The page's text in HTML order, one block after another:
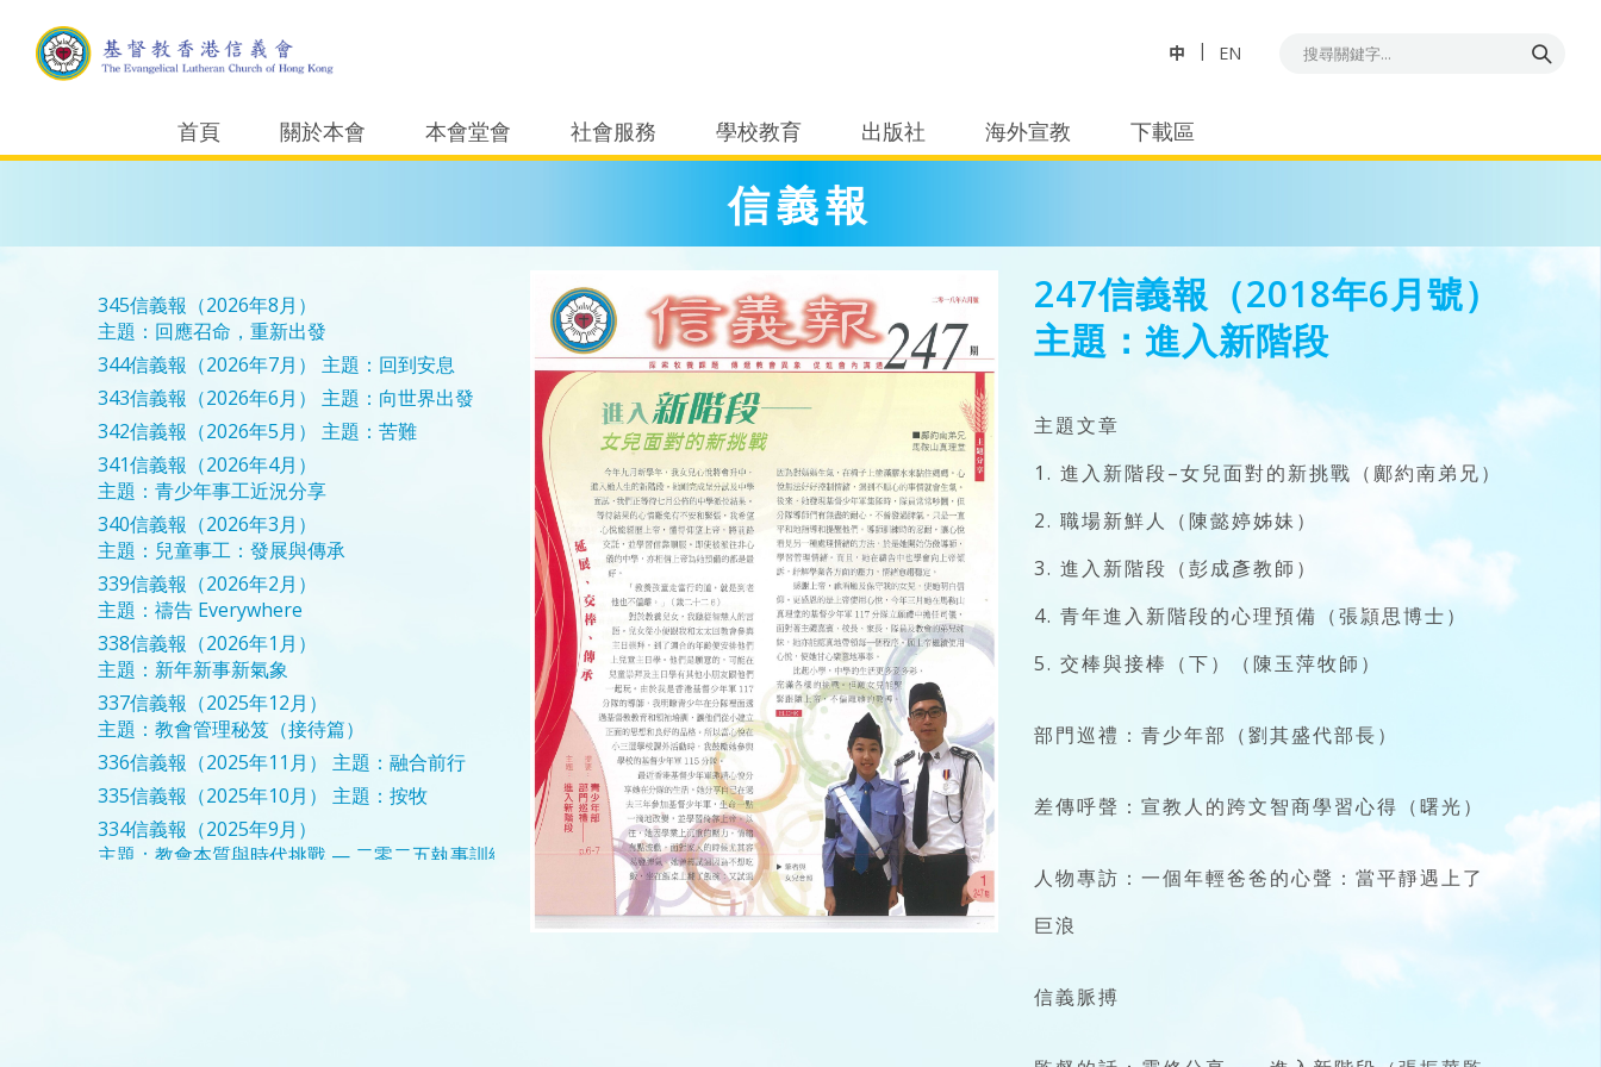
中 EN
首頁 關於本會 本會堂會 社會服務 學校教育 出版社 海外宣教 下載區
信義報
247信義報（2018年6月號）
主題：進入新階段
主題文章
1. 進入新階段–女兒面對的新挑戰（鄺約南弟兄）
2. 職場新鮮人（陳懿婷姊妹）
3. 進入新階段（彭成彥教師）
4. 青年進入新階段的心理預備（張頴思博士）
5. 交棒與接棒（下）（陳玉萍牧師）
部門巡禮：青少年部（劉其盛代部長）
差傳呼聲：宣教人的跨文智商學習心得（曙光）
人物專訪：一個年輕爸爸的心聲：當平靜遇上了
巨浪
信義脈搏
345信義報（2026年8月）
主題：回應召命，重新出發
344信義報（2026年7月）
主題：回到安息
343信義報（2026年6月）
主題：向世界出發
342信義報（2026年5月）
主題：苦難
341信義報（2026年4月）
主題：青少年事工近況分享
340信義報（2026年3月）
主題：兒童事工：發展與傳承
339信義報（2026年2月）
主題：禱告 Everywhere
338信義報（2026年1月）
主題：新年新事新氣象
337信義報（2025年12月）
主題：教會管理秘笈（接待篇）
336信義報（2025年11月）
主題：融合前行
335信義報（2025年10月）
主題：按牧
334信義報（2025年9月）
主題：教會本質與時代挑戰 — 二零二五執事訓練